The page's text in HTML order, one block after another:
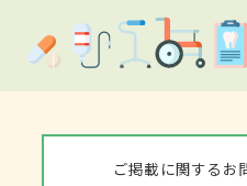
ご掲載に関するお